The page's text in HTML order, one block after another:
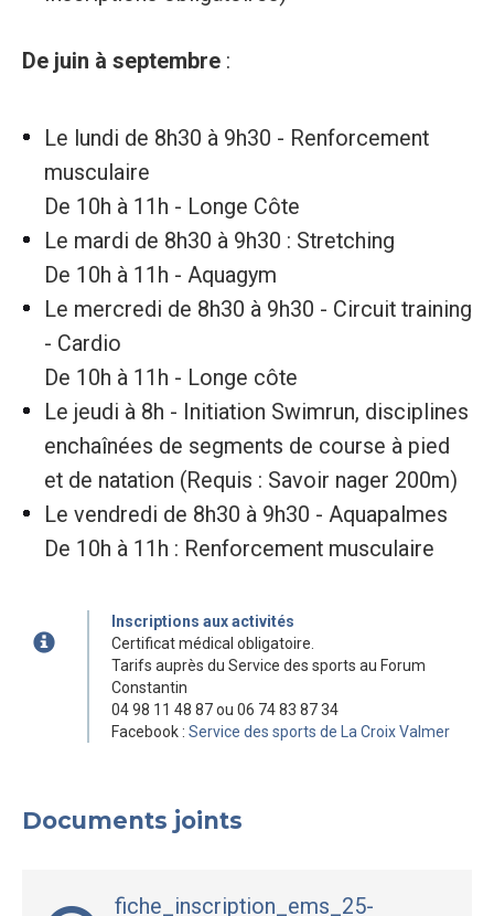
De juin à septembre:
Le lundi de 8h30 à 9h30 - Renforcement
musculaire
De 10h à 11h - Longe Côte
Le mardi de 8h30 à 9h30 : Stretching
De 10h à 11h - Aquagym
Le mercredi de 8h30 à 9h30 - Circuit training
- Cardio
De 10h à 11h - Longe côte
Le jeudi à 8h - Initiation Swimrun, disciplines
enchaînées de segments de course à pied
et de natation (Requis : Savoir nager 200m)
Le vendredi de 8h30 à 9h30 - Aquapalmes
De 10h à 11h : Renforcement musculaire
Inscriptions aux activités
Certificat médical obligatoire.
Tarifs auprès du Service des sports au Forum
Constantin
04 98 11 48 87 ou 06 74 83 87 34
Facebook :Service des sports de La Croix Valmer
Documents joints
fiche_inscription_ems_25-